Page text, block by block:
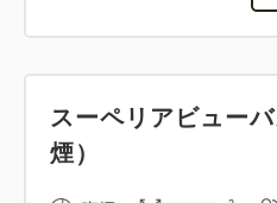
スーペリアビュー
煙）